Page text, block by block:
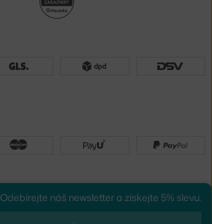
Odebírejte náš newsletter a získejte 5% slevu.